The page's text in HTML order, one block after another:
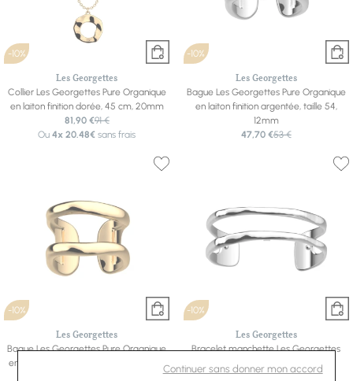
Continuer sans donner mon accord
-10%
Les Georgettes
Collier Les Georgettes Pure Organique
en laiton finition dorée, 45 cm, 20mm
81,90 €91 €
Ou4x 20.48€ sans frais
-10%
Les Georgettes
Bague Les Georgettes Pure Organique
en laiton finition argentée, taille 54,
12mm
47,70 €53 €
-10%
Les Georgettes
Bague Les Georgettes Pure Organique
en laiton finition dorée, taille 54, 12mm
-10%
Les Georgettes
Bracelet manchette Les Georgettes
Pure Organique en laiton finition
argentée, 14mm